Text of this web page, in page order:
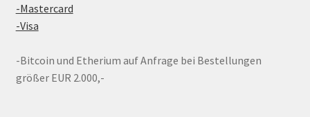
-Mastercard
-Visa
-Bitcoin und Etherium auf Anfrage bei Bestellungen
größer EUR 2.000,-